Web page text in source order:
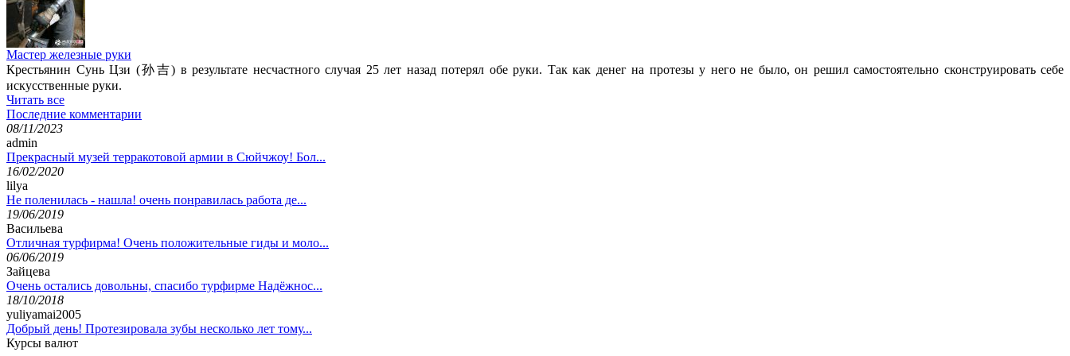
Мастер железные руки
Крестьянин Сунь Цзи (孙吉) в результате несчастного случая 25 лет назад потерял обе руки. Так как денег на протезы у него не было, он решил самостоятельно сконструировать себе
искусственные руки.
Читать все
Последние комментарии
08/11/2023
admin
Прекрасный музей терракотовой армии в Сюйчжоу! Бол...
16/02/2020
lilya
Не поленилась - нашла! очень понравилась работа де...
19/06/2019
Васильева
Отличная турфирма! Очень положительные гиды и моло...
06/06/2019
Зайцева
Очень остались довольны, спасибо турфирме Надёжнос...
18/10/2018
yuliyamai2005
Добрый день! Протезировала зубы несколько лет тому...
Курсы валют